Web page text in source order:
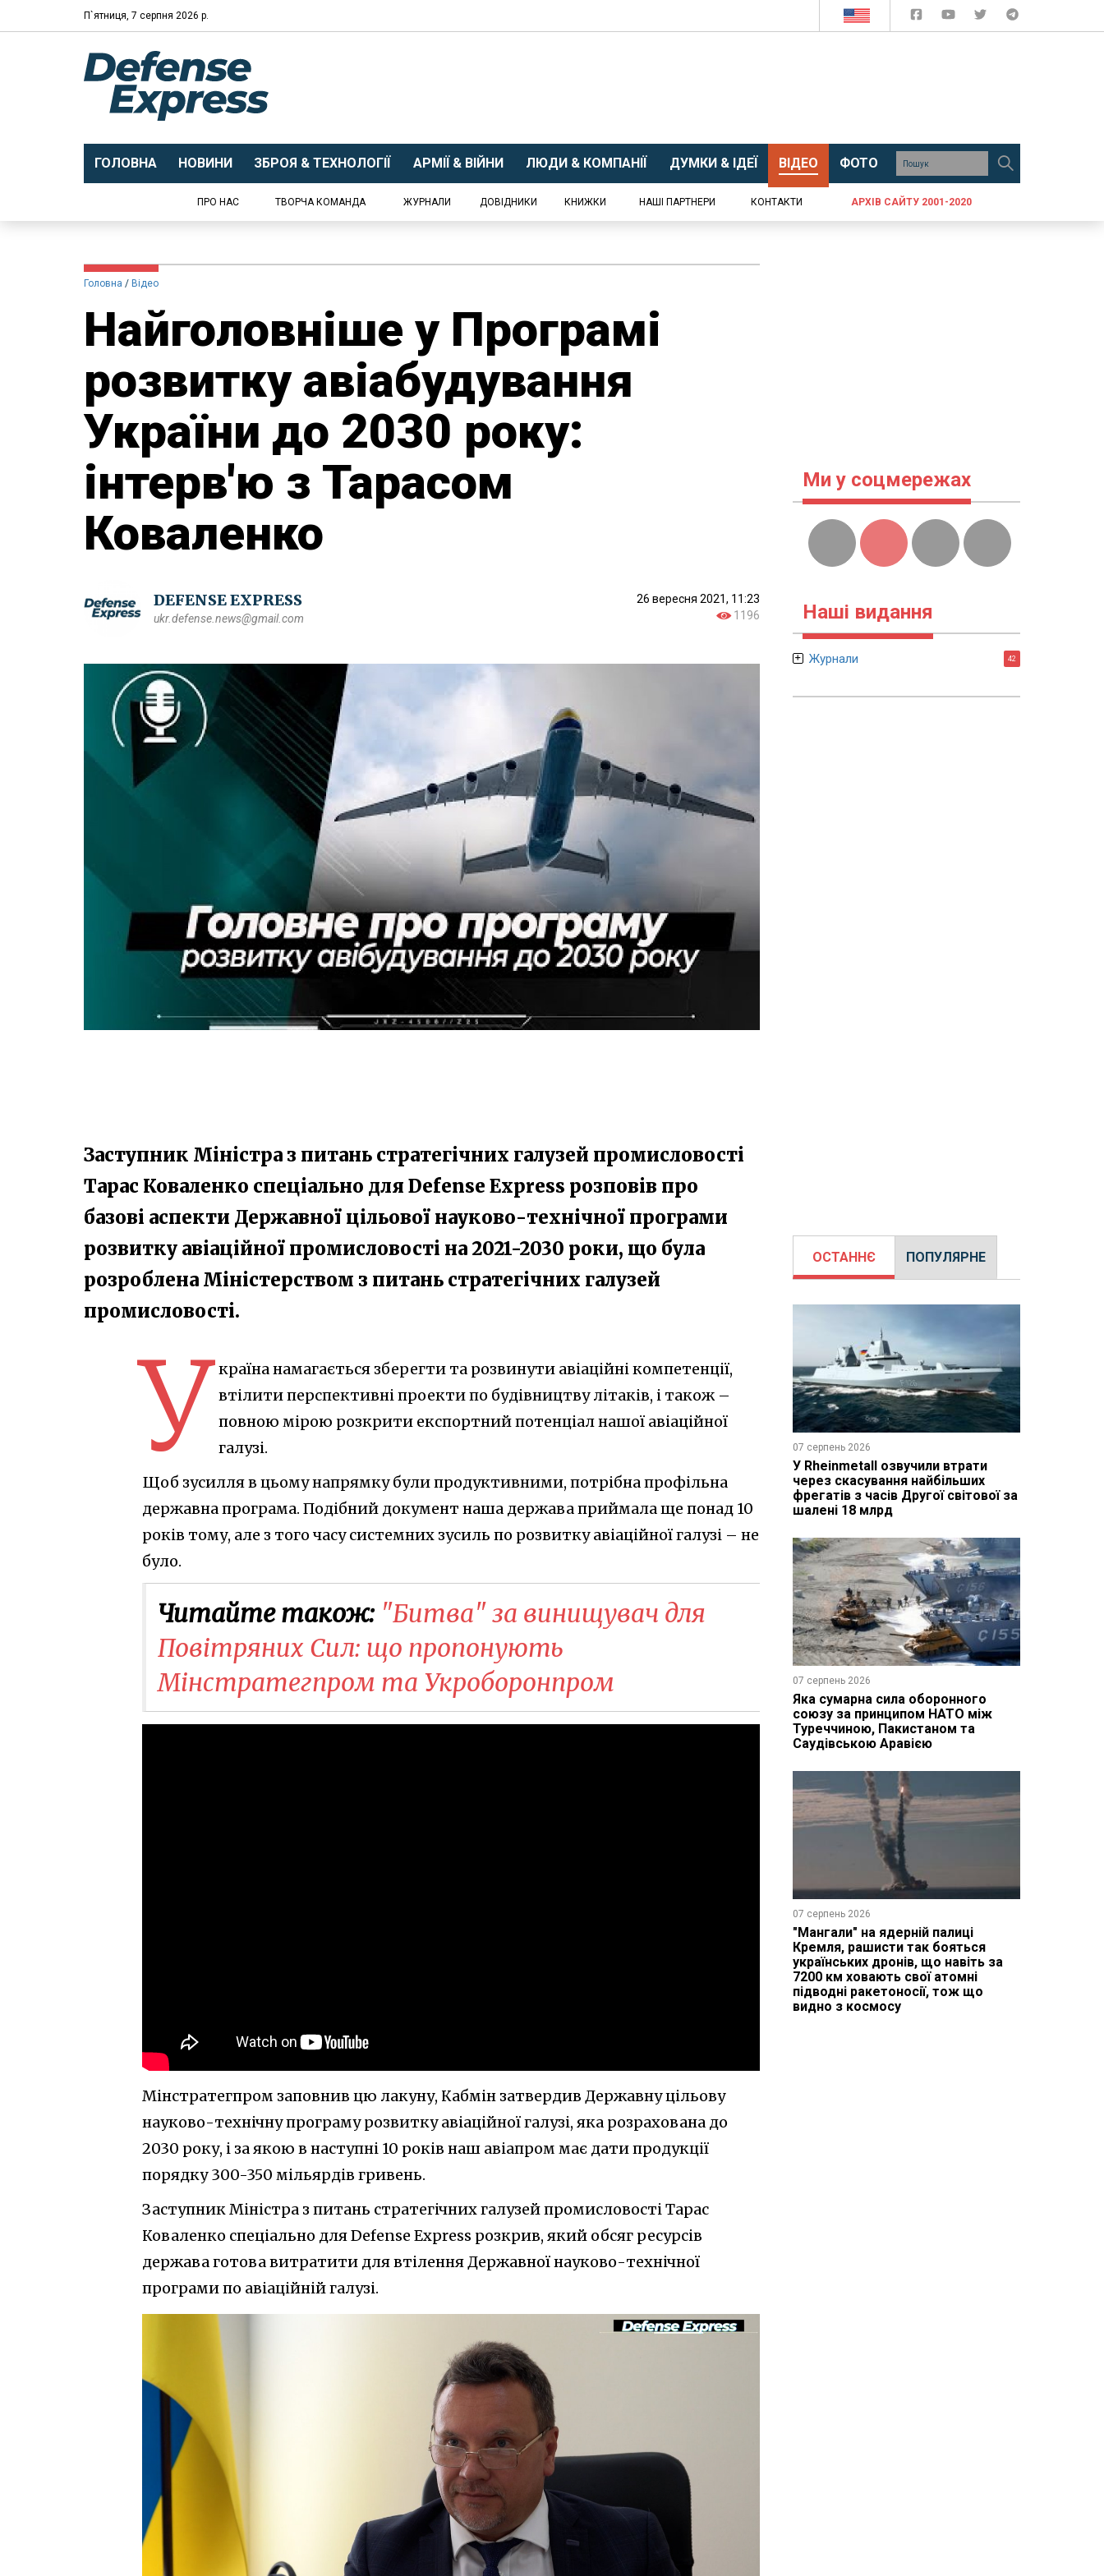
П`ятниця, 7 серпня 2026 р.
ГОЛОВНА НОВИНИ ЗБРОЯ & ТЕХНОЛОГІЇ АРМІЇ & ВІЙНИ ЛЮДИ & КОМПАНІЇ ДУМКИ & ІДЕЇ ВІДЕО ФОТО
ПРО НАС ТВОРЧА КОМАНДА ЖУРНАЛИ ДОВІДНИКИ КНИЖКИ НАШІ ПАРТНЕРИ КОНТАКТИ АРХІВ САЙТУ 2001-2020
Головна Відео
Найголовніше у Програмі
розвитку авіабудування
України до 2030 року:
інтерв'ю з Тарасом
Коваленко
DEFENSE EXPRESS
ukr.defense.news@gmail.com
26 вересня 2021, 11:23
1196
Заступник Міністра з питань стратегічних галузей промисловості
Тарас Коваленко спеціально для Defense Express розповів про
базові аспекти Державної цільової науково-технічної програми
розвитку авіаційної промисловості на 2021-2030 роки, що була
розроблена Міністерством з питань стратегічних галузей
промисловості.
У країна намагається зберегти та розвинути авіаційні компетенції,
втілити перспективні проекти по будівництву літаків, і також –
повною мірою розкрити експортний потенціал нашої авіаційної
галузі.
Щоб зусилля в цьому напрямку були продуктивними, потрібна профільна
державна програма. Подібний документ наша держава приймала ще понад 10
років тому, але з того часу системних зусиль по розвитку авіаційної галузі – не
було.
Читайте також: "Битва" за винищувач для
Повітряних Сил: що пропонують
Мінстратегпром та Укроборонпром
Мінстратегпром заповнив цю лакуну, Кабмін затвердив Державну цільову
науково-технічну програму розвитку авіаційної галузі, яка розрахована до
2030 року, і за якою в наступні 10 років наш авіапром має дати продукції
порядку 300-350 мільярдів гривень.
Заступник Міністра з питань стратегічних галузей промисловості Тарас
Коваленко спеціально для Defense Express розкрив, який обсяг ресурсів
держава готова витратити для втілення Державної науково-технічної
програми по авіаційній галузі.
Ми у соцмережах
Наші видання
Журнали 42
ОСТАННЄ ПОПУЛЯРНЕ
07 серпень 2026
У Rheinmetall озвучили втрати
через скасування найбільших
фрегатів з часів Другої світової за
шалені 18 млрд
07 серпень 2026
Яка сумарна сила оборонного
союзу за принципом НАТО між
Туреччиною, Пакистаном та
Саудівською Аравією
07 серпень 2026
"Мангали" на ядерній палиці
Кремля, рашисти так бояться
українських дронів, що навіть за
7200 км ховають свої атомні
підводні ракетоносії, тож що
видно з космосу